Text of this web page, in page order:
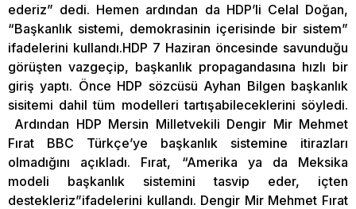
ederiz” dedi. Hemen ardından da HDP’li Celal Doğan,
“Başkanlık sistemi, demokrasinin içerisinde bir sistem”
ifadelerini kullandı.HDP 7 Haziran öncesinde savunduğu
görüşten vazgeçip, başkanlık propagandasına hızlı bir
giriş yaptı. Önce HDP sözcüsü Ayhan Bilgen başkanlık
sisitemi dahil tüm modelleri tartışabileceklerini söyledi.
Ardından HDP Mersin Milletvekili Dengir Mir Mehmet
Fırat BBC Türkçe’ye başkanlık sistemine itirazları
olmadığını açıkladı. Fırat, “Amerika ya da Meksika
modeli başkanlık sistemini tasvip eder, içten
destekleriz”ifadelerini kullandı. Dengir Mir Mehmet Fırat